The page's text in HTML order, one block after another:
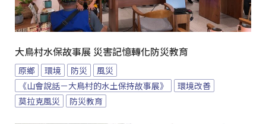
大鳥村水保故事展 災害記憶轉化防災教育
原鄉 環境 防災
風災
《山會說話－大鳥村的水土保持故事展》
環境改善
莫拉克風災
防災教育